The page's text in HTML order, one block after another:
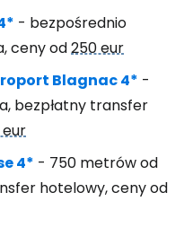
- bezpośrednio
ceny od250 eur
Blagnac 4* -
bezpłatny transfer
4* - 750 metrów od
hotelowy, ceny od